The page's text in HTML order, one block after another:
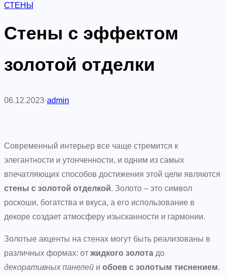
СТЕНЫ
Стены с эффектом
золотой отделки
06.12.2023·admin
Современный интерьер все чаще стремится к
элегантности и утонченности, и одним из самых
впечатляющих способов достижения этой цели являются
стены с золотой отделкой. Золото – это символ
роскоши, богатства и вкуса, а его использование в
декоре создает атмосферу изысканности и гармонии.
Золотые акценты на стенах могут быть реализованы в
различных формах: от жидкого золота до
декоративных панелей и обоев с золотым тиснением.